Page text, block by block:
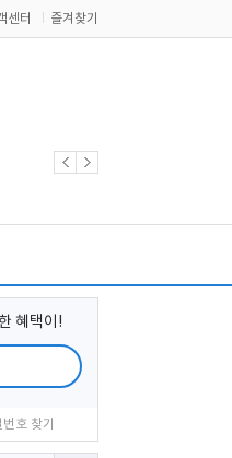
센터 즐겨찾기
혜택이!
호 찾기